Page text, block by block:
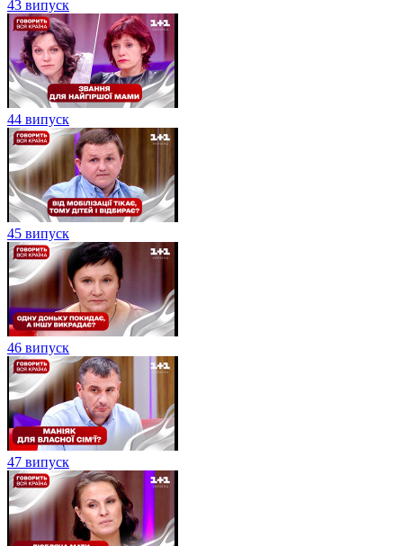
43 випуск
44 випуск
45 випуск
46 випуск
47 випуск